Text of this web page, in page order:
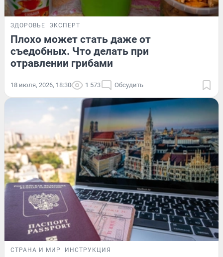
ЗДОРОВЬЕ ЭКСПЕРТ
Плохо может стать даже от
съедобных. Что делать при
отравлении грибами
18 июля, 2026, 18:30 1 573 Обсудить
СТРАНА И МИР ИНСТРУКЦИЯ